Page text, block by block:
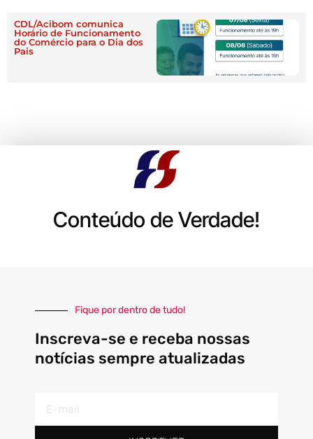
CDL/Acibom comunica
Horário de Funcionamento
do Comércio para o Dia dos
Pais
Conteúdo de Verdade!
Fique por dentro de tudo!
Inscreva-se e receba nossas
notícias sempre atualizadas
mail